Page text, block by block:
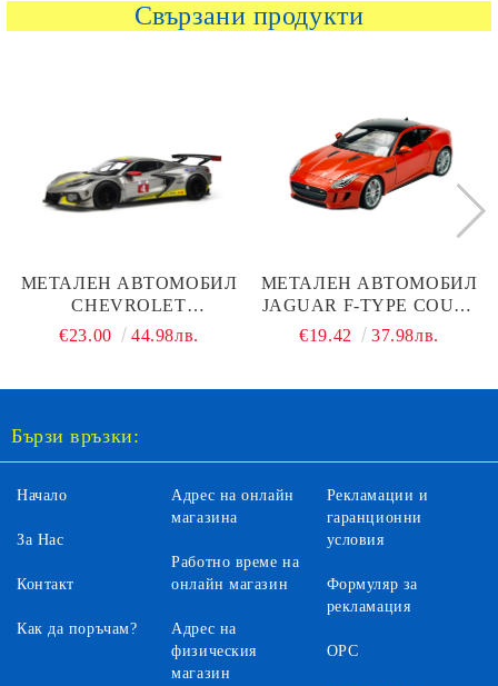
Свързани продукти
МЕТАЛЕН АВТОМОБИЛ
CHEVROLET
CORVETTE C8.R
€23.00 44.98лв.
МЕТАЛЕН АВТОМОБИЛ
JAGUAR F-TYPE COUPE
WELLY 1:24
€19.42 37.98лв.
Бързи връзки:
Начало
За Нас
Контакт
Как да поръчам?
Адрес на онлайн
магазина
Работно време на
онлайн магазин
Адрес на
физическия
магазин
Рекламации и
гаранционни
условия
Формуляр за
рекламация
ОРС